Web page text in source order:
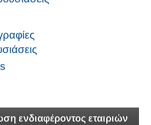
ενδιαφέροντος εταιριών